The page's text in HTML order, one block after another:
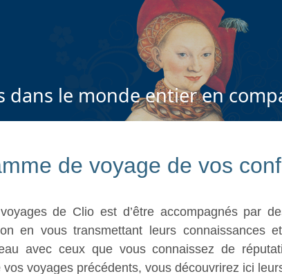
dans le monde entier en
de voyage de vos
voyages de Clio est d’être accompagnés par
en vous transmettant leurs connaissances
avec ceux que vous connaissez de
voyages précédents, vous découvrirez ici